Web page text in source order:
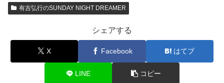
有吉弘行のSUNDAY NIGHT DREAMER
シェアする
X Facebook はてブ
LINE コピー